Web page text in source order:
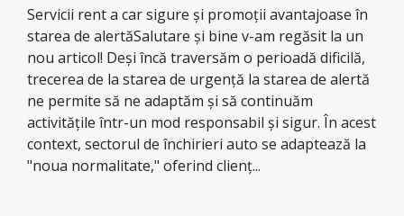
Servicii rent a car sigure și promoții avantajoase în
starea de alertăSalutare și bine v-am regăsit la un
nou articol! Deși încă traversăm o perioadă dificilă,
trecerea de la starea de urgență la starea de alertă
ne permite să ne adaptăm și să continuăm
activitățile într-un mod responsabil și sigur. În acest
context, sectorul de închirieri auto se adaptează la
"noua normalitate," oferind clienț...